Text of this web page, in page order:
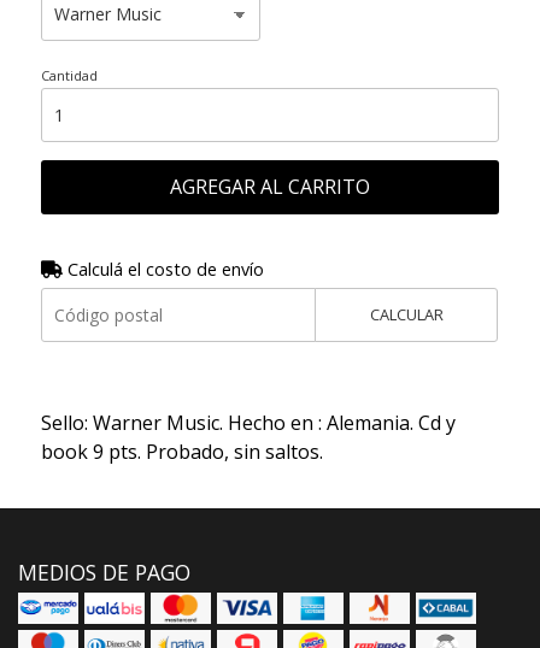
Cantidad
AGREGAR AL CARRITO
Calculá el costo de envío
CALCULAR
Sello: Warner Music. Hecho en : Alemania. Cd y
book 9 pts. Probado, sin saltos.
MEDIOS DE PAGO